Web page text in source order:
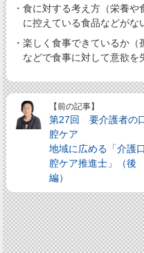
・食に対する考え方（栄養
に控えている食品などがな
・楽しく食事できているか
などで食事に対して意欲を
【前の記事】
第27回 要介護者の
腔ケア
地域に広める「介護口
腔ケア推進士」（後
編）